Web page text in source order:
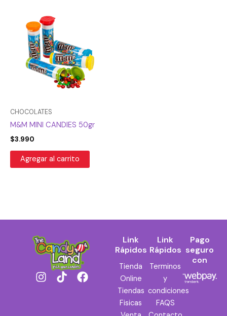
CHOCOLATES
M&M MINI CANDIES 50gr
$3.990
Agregar al carrito
I T
i
F
a
Link
Rápidos
Tienda
Online
Tiendas
Fisicas
Link
Rápidos
Terminos
y
condiciones
FAQS
Pago
seguro
con